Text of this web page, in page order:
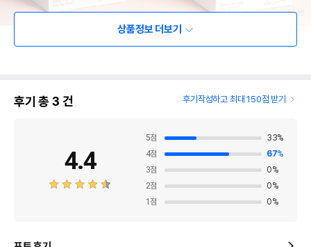
상품정보 더보기
후기 총 3 건 후기작성하고 최대 150점 받기
4.4
5점 33%
4점 67%
3점 0%
2점 0%
1 점 0%